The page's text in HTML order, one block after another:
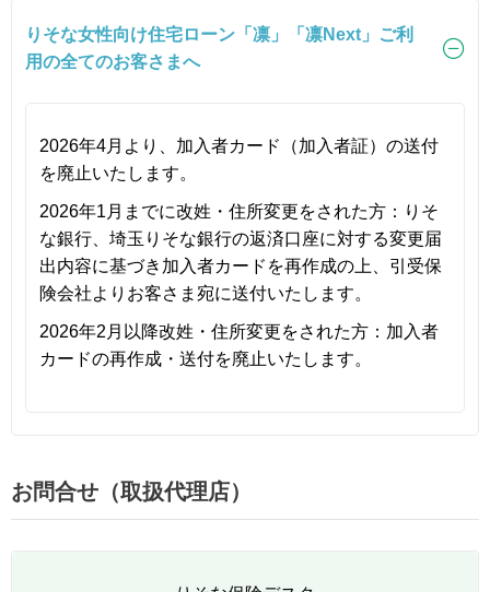
りそな女性向け住宅ローン「凛」「凛Next」ご利
用の全てのお客さまへ
2026年4月より、加入者カード（加入者証）の送付
を廃止いたします。
2026年1月までに改姓・住所変更をされた方：りそ
な銀行、埼玉りそな銀行の返済口座に対する変更届
出内容に基づき加入者カードを再作成の上、引受保
険会社よりお客さま宛に送付いたします。
2026年2月以降改姓・住所変更をされた方：加入者
カードの再作成・送付を廃止いたします。
お問合せ（取扱代理店）